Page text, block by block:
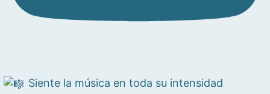
Siente la música en toda su intensidad